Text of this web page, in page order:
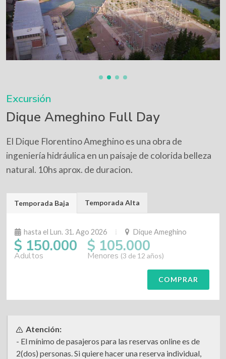
Excursión
Dique Ameghino Full Day
El Dique Florentino Ameghino es una obra de
ingeniería hidráulica en un paisaje de colorida belleza
natural. 10hs aprox. de duracion.
Temporada Baja Temporada Alta
hasta el Lun. 31. Ago 2026 Dique Ameghino
$ 150.000
Adultos
$ 105.000
Menores (3 de 12 años)
COMPRAR
Atención:
- El mínimo de pasajeros para las reservas online es de
2(dos) personas. Si quiere hacer una reserva individual,